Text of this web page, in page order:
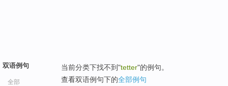
双语例句
全部
当前分类下找不到"tetter"的例句。
查看双语例句下的全部例句